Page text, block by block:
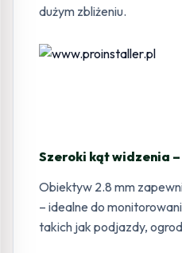
dużym zbliżeniu.
Szeroki kąt widzenia –
Obiektyw 2.8 mm
– idealne do
takich jak podjazdy,